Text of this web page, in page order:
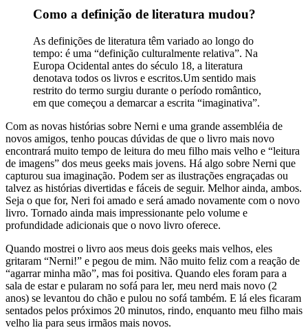
Como a definição de literatura mudou?
As definições de literatura têm variado ao longo do
tempo: é uma “definição culturalmente relativa”. Na
Europa Ocidental antes do século 18, a literatura
denotava todos os livros e escritos.Um sentido mais
restrito do termo surgiu durante o período romântico,
em que começou a demarcar a escrita “imaginativa”.
Com as novas histórias sobre Nerni e uma grande assembléia de
novos amigos, tenho poucas dúvidas de que o livro mais novo
encontrará muito tempo de leitura do meu filho mais velho e “leitura
de imagens” dos meus geeks mais jovens. Há algo sobre Nerni que
capturou sua imaginação. Podem ser as ilustrações engraçadas ou
talvez as histórias divertidas e fáceis de seguir. Melhor ainda, ambos.
Seja o que for, Neri foi amado e será amado novamente com o novo
livro. Tornado ainda mais impressionante pelo volume e
profundidade adicionais que o novo livro oferece.
Quando mostrei o livro aos meus dois geeks mais velhos, eles
gritaram “Nerni!” e pegou de mim. Não muito feliz com a reação de
“agarrar minha mão”, mas foi positiva. Quando eles foram para a
sala de estar e pularam no sofá para ler, meu nerd mais novo (2
anos) se levantou do chão e pulou no sofá também. E lá eles ficaram
sentados pelos próximos 20 minutos, rindo, enquanto meu filho mais
velho lia para seus irmãos mais novos.